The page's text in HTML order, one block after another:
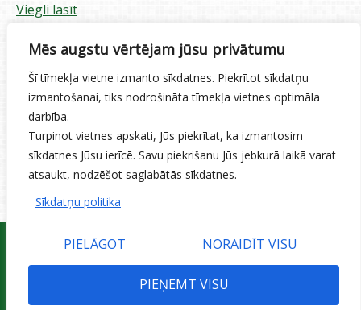
Mēs augstu vērtējam jūsu privātumu
Šī tīmekļa vietne izmanto sīkdatnes. Piekrītot sīkdatņu
izmantošanai, tiks nodrošināta tīmekļa vietnes optimāla
darbība.
Turpinot vietnes apskati, Jūs piekrītat, ka izmantosim
sīkdatnes Jūsu ierīcē. Savu piekrišanu Jūs jebkurā laikā varat
atsaukt, nodzēšot saglabātās sīkdatnes.
Sīkdatņu politika
PIELĀGOT NORAIDĪT VISU
PIEŅEMT VISU
Viegli lasīt
Piekļūstamības paziņojums
Sīkdatņu izmantošana
Privātuma politika
Ētikas kodekss
© 2015 Jelgavas valstspilsētas pašvaldības iestāde 'Pilsētsaimniecība'